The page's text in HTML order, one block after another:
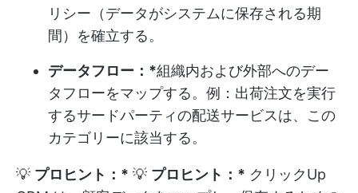
リシー（データがシステムに保存される期
間）を確立する。
データフロー：*組織内および外部へのデー
タフローをマップする。例：出荷注文を実行
するサードパーティの配送サービスは、この
カテゴリーに該当する。
💡 プロヒント：* 💡 プロヒント：* クリックUp